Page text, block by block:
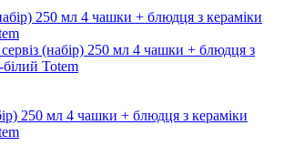
250 мл 4 чашки + блюдця з кераміки